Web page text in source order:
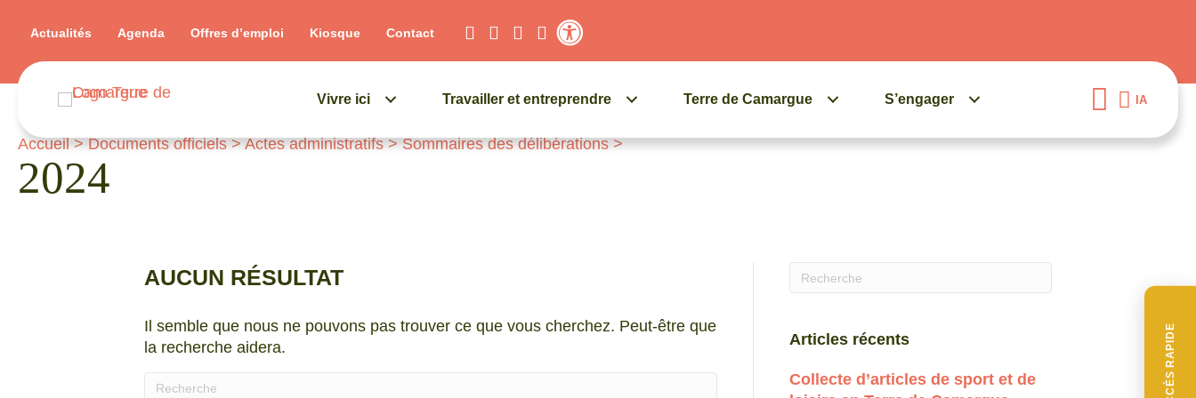
ACCÈS RAPIDE
Actualités Agenda Offres d’emploi Kiosque
Contact
Vivre ici Travailler et entreprendre Terre de Camargue S’engager IA
Accueil>Documents officiels>Actes administratifs>Sommaires des délibérations>
2024
AUCUN RÉSULTAT
Il semble que nous ne pouvons pas trouver ce que vous cherchez. Peut-être que
la recherche aidera.
Articles récents
Collecte d’articles de sport et de